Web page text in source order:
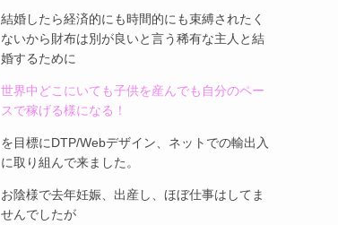
結婚したら経済的にも時間的にも束縛されたく
ないから財布は別が良いと言う稀有な主人と結
婚するために
世界中どこにいても子供を産んでも自分のペー
スで稼げる様になる！
を目標にDTP/Webデザイン、ネットでの輸出入
に取り組んで来ました。
お陰様で去年妊娠、出産し、ほぼ仕事はしてま
せんでしたが